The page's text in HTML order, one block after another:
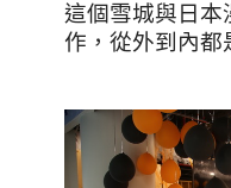
這個雪城與日本
作，從外到內都